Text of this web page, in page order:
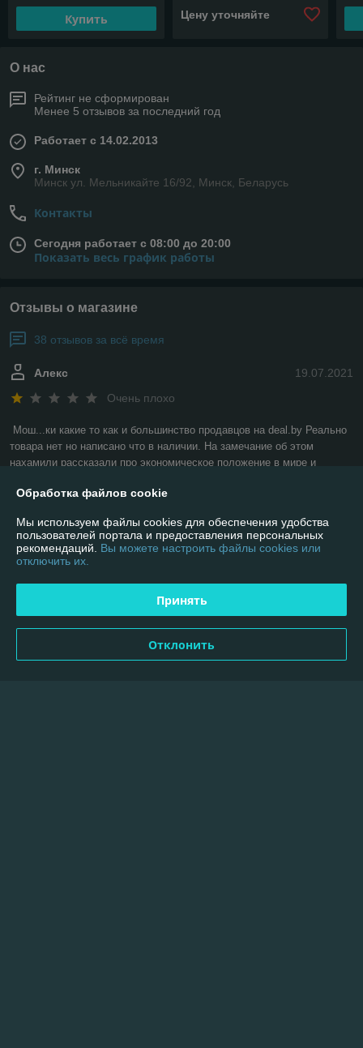
Купить Цену уточняйте
О нас
Рейтинг не сформирован
Менее 5 отзывов за последний год
Работает с 14.02.2013
г. Минск
Минск ул. Мельникайте 16/92, Минск, Беларусь
Контакты
Сегодня работает с 08:00 до 20:00
Показать весь график работы
Отзывы о магазине
38 отзывов за всё время
19.07.2021
Алекс
Очень плохо
Мош...ки какие то как и большинство продавцов на deal.by Реально
товара нет но написано что в наличии. На замечание об этом
нахамили рассказали про экономическое положение в мире и
отношению к людям
Сделка подтверждена через корзину
Очень плохо
показывает наличие товара( кондиционеры различных марок). При
Обработка файлов cookie
Мы используем файлы cookies для обеспечения удобства
пользователей портала и предоставления персональных
рекомендаций. Вы можете настроить файлы cookies или
отключить их.
Принять
Отклонить